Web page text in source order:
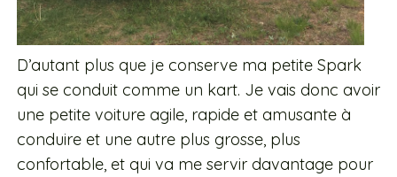
D’autant plus que je conserve ma petite Spark
qui se conduit comme un kart. Je vais donc avoir
une petite voiture agile, rapide et amusante à
conduire et une autre plus grosse, plus
confortable, et qui va me servir davantage pour